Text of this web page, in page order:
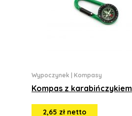
Wypoczynek Kompasy
Kompas z karabińczykiem
2,65 zł netto